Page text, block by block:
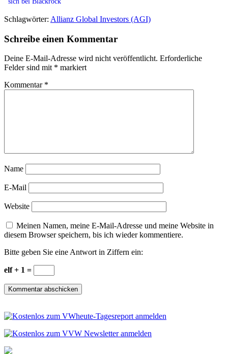
Schlagwörter: Allianz Global Investors (AGI)
Schreibe einen Kommentar
Deine E-Mail-Adresse wird nicht veröffentlicht. Erforderliche
Felder sind mit * markiert
Kommentar *
Name
E-Mail
Website
Meinen Namen, meine E-Mail-Adresse und meine Website in
diesem Browser speichern, bis ich wieder kommentiere.
Bitte geben Sie eine Antwort in Ziffern ein:
elf + 1 =